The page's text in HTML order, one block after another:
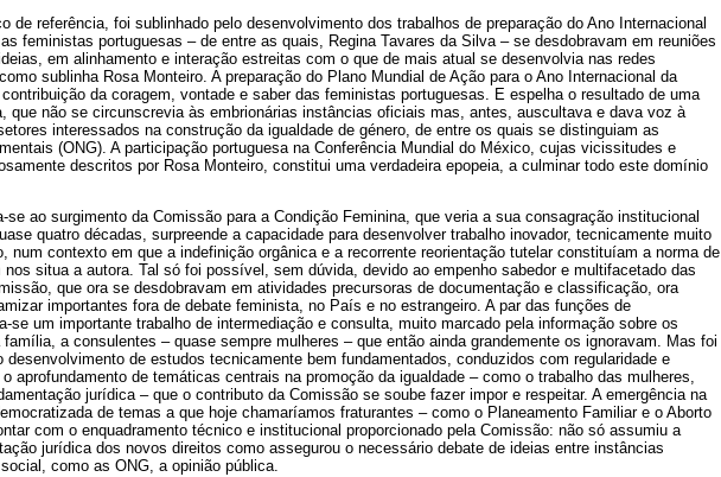
de referência, foi sublinhado pelo desenvolvimento dos trabalhos de preparação do Ano Internacional
feministas portuguesas – de entre as quais, Regina Tavares da Silva – se desdobravam em reuniões
em alinhamento e interação estreitas com o que de mais atual se desenvolvia nas redes
sublinha Rosa Monteiro. A preparação do Plano Mundial de Ação para o Ano Internacional da
da coragem, vontade e saber das feministas portuguesas. E espelha o resultado de uma
que não se circunscrevia às embrionárias instâncias oficiais mas, antes, auscultava e dava voz à
interessados na construção da igualdade de género, de entre os quais se distinguiam as
(ONG). A participação portuguesa na Conferência Mundial do México, cujas vicissitudes e
descritos por Rosa Monteiro, constitui uma verdadeira epopeia, a culminar todo este domínio
ao surgimento da Comissão para a Condição Feminina, que veria a sua consagração institucional
quatro décadas, surpreende a capacidade para desenvolver trabalho inovador, tecnicamente muito
num contexto em que a indefinição orgânica e a recorrente reorientação tutelar constituíam a norma de
situa a autora. Tal só foi possível, sem dúvida, devido ao empenho sabedor e multifacetado das
que ora se desdobravam em atividades precursoras de documentação e classificação, ora
importantes fora de debate feminista, no País e no estrangeiro. A par das funções de
se um importante trabalho de intermediação e consulta, muito marcado pela informação sobre os
a consulentes – quase sempre mulheres – que então ainda grandemente os ignoravam. Mas foi
desenvolvimento de estudos tecnicamente bem fundamentados, conduzidos com regularidade e
aprofundamento de temáticas centrais na promoção da igualdade – como o trabalho das mulheres,
jurídica – que o contributo da Comissão se soube fazer impor e respeitar. A emergência na
de temas a que hoje chamaríamos fraturantes – como o Planeamento Familiar e o Aborto
com o enquadramento técnico e institucional proporcionado pela Comissão: não só assumiu a
jurídica dos novos direitos como assegurou o necessário debate de ideias entre instâncias
como as ONG, a opinião pública.